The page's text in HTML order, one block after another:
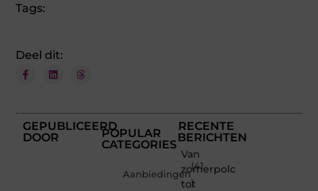
Tags:
Deel dit:
GEPUBLICEERD
DOOR
POPULAR
CATEGORIES
Aanbiedingen
(41
)
RECENTE
BERICHTEN
Van
zomerpolo
tot